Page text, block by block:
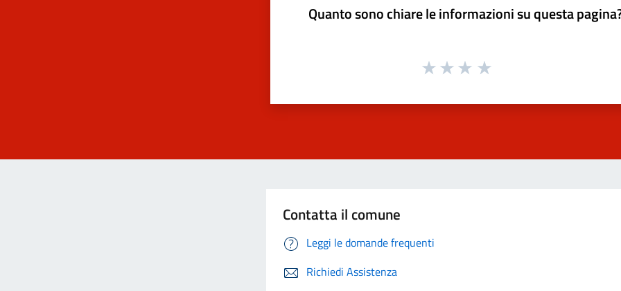
Quanto sono chiare le informazioni su questa
Contatta il comune
Leggi le domande frequenti
Richiedi Assistenza